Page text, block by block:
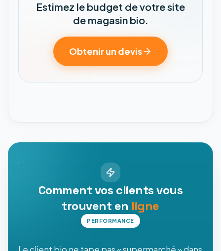
Estimez le budget de votre site
de magasin bio.
Obtenir un devis
Comment vos clients vous
trouvent en ligne
PERFORMANCE